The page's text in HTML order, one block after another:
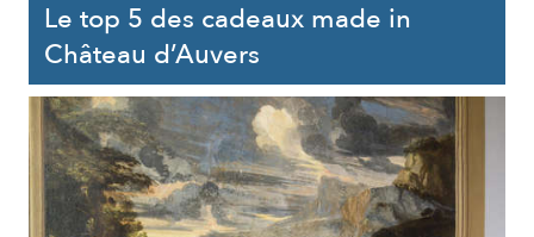
Le top 5 des cadeaux made in
Château d’Auvers